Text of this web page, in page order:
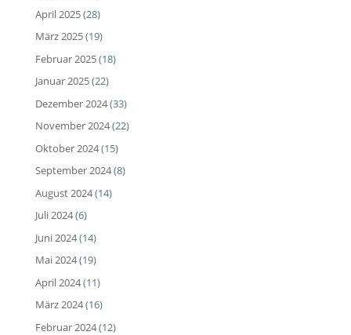
April 2025(28)
März 2025(19)
Februar 2025(18)
Januar 2025(22)
Dezember 2024(33)
November 2024(22)
Oktober 2024(15)
September 2024(8)
August 2024(14)
Juli 2024(6)
Juni 2024(14)
Mai 2024(19)
April 2024(11)
März 2024(16)
Februar 2024(12)